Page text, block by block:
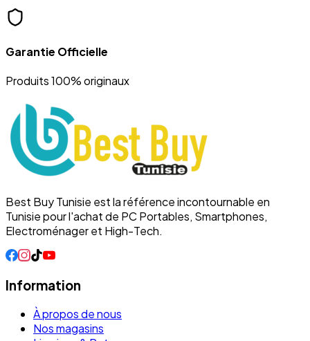
Garantie Officielle
Produits 100% originaux
Best Buy Tunisie est la référence incontournable en
Tunisie pour l'achat de PC Portables, Smartphones,
Electroménager et High-Tech.
Information
À propos de nous
Nos magasins